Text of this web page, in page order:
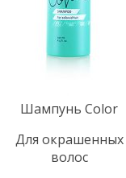
Шампунь Color
Для окрашенных
волос